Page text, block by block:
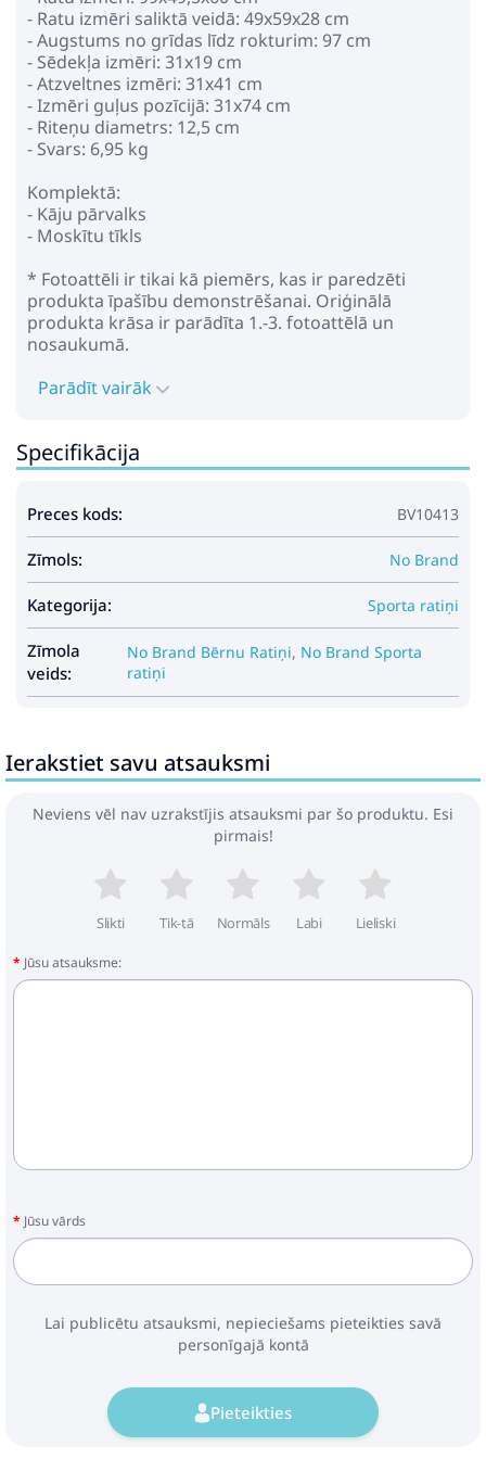
- Ratu izmēri saliktā veidā: 49x59x28 cm
- Augstums no grīdas līdz rokturim: 97 cm
- Sēdekļa izmēri: 31x19 cm
- Atzveltnes izmēri: 31x41 cm
- Izmēri guļus pozīcijā: 31x74 cm
- Riteņu diametrs: 12,5 cm
- Svars: 6,95 kg
Komplektā:
- Kāju pārvalks
- Moskītu tīkls
* Fotoattēli ir tikai kā piemērs, kas ir paredzēti
produkta īpašību demonstrēšanai. Oriģinālā
produkta krāsa ir parādīta 1.-3. fotoattēlā un
nosaukumā.
Parādīt vairāk
Specifikācija
Preces kods: BV10413
Zīmols: No Brand
Kategorija: Sporta ratiņi
Zīmola
veids:
No Brand Bērnu Ratiņi, No Brand Sporta
ratiņi
Ierakstiet savu atsauksmi
Neviens vēl nav uzrakstījis atsauksmi par šo produktu. Esi
pirmais!
Slikti Tik-tā Normāls Labi Lieliski
Jūsu atsauksme:
Jūsu vārds
Lai publicētu atsauksmi, nepieciešams pieteikties savā
personīgajā kontā
Pieteikties